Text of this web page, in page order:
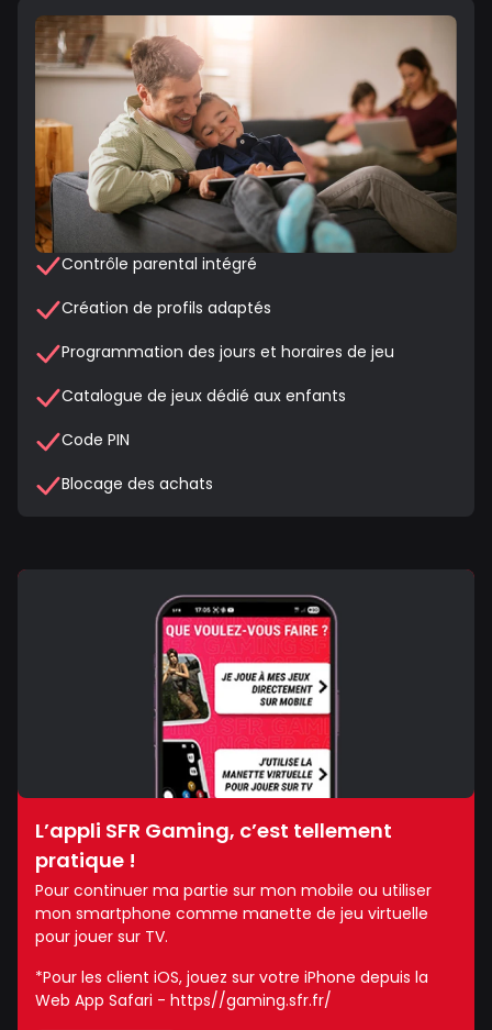
Contrôle parental intégré
Création de profils adaptés
Programmation des jours et horaires de jeu
Catalogue de jeux dédié aux enfants
Code PIN
Blocage des achats
L’appli SFR Gaming, c’est tellement
pratique !
Pour continuer ma partie sur mon mobile ou utiliser
mon smartphone comme manette de jeu virtuelle
pour jouer sur TV.
*Pour les client iOS, jouez sur votre iPhone depuis la
Web App Safari - https//gaming.sfr.fr/